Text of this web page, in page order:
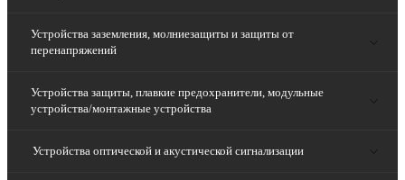
Устройства заземления, молниезащиты и защиты от
перенапряжений
Устройства защиты, плавкие предохранители, модульные
устройства/монтажные устройства
Устройства оптической и акустической сигнализации